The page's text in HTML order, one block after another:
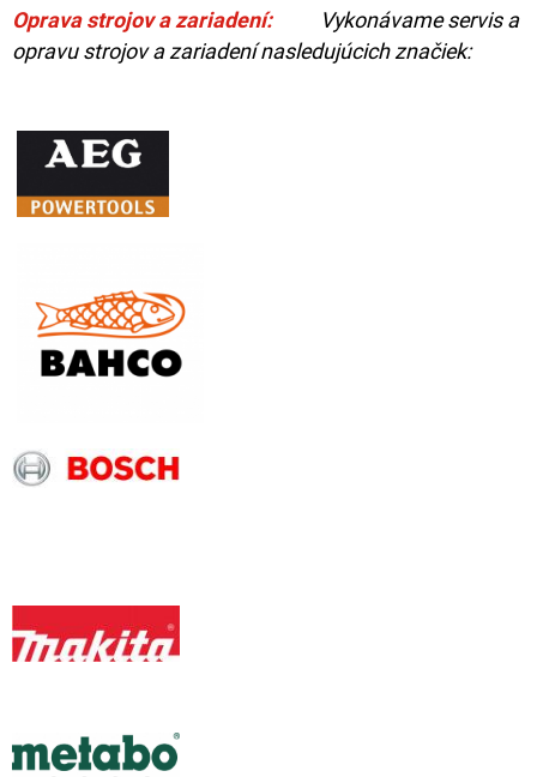
Oprava strojov a zariadení:
Vykonávame servis a
opravu strojov a zariadení nasledujúcich značiek: